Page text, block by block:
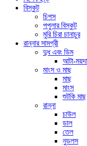
বিস্কুট
চিপস
পপুলার বিস্কুট
মুরি চিরা চানাচুর
রান্নার সামগ্রী
দুধ এবং ডিম
আটা-ময়দা
মাংস ও মাছ
মাছ
মাংস
শুটকি মাছ
রান্না
চাউল
ডাল
তেল
নুডলস